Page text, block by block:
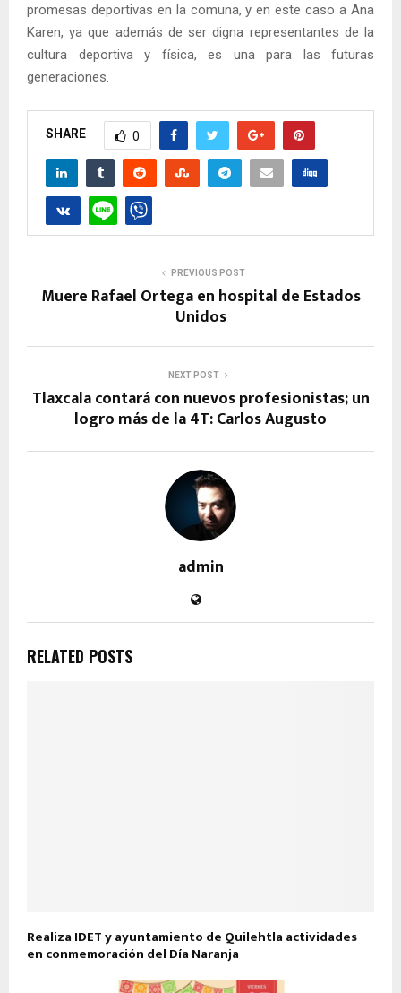
promesas deportivas en la comuna, y en este caso a Ana
Karen, ya que además de ser digna representantes de la
cultura deportiva y física, es una para las futuras
generaciones.
SHARE 0
PREVIOUS POST
Muere Rafael Ortega en hospital de Estados
Unidos
NEXT POST
Tlaxcala contará con nuevos profesionistas; un
logro más de la 4T: Carlos Augusto
admin
RELATED POSTS
Realiza IDET y ayuntamiento de Quilehtla actividades
en conmemoración del Día Naranja